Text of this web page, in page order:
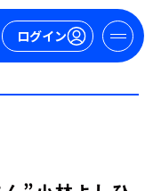
ログイン